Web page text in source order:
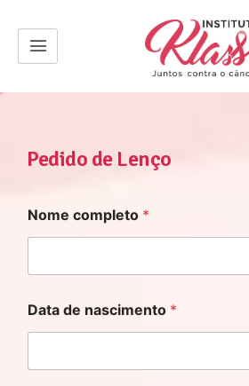
Pedido de Lenço
Nome completo *
Data de nascimento *